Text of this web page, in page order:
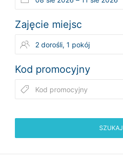
Zajęcie miejsc
Kod promocyjny
SZUKAJ